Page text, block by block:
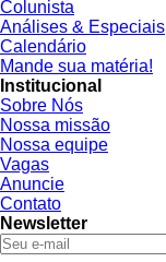
Colunista
Análises & Especiais
Calendário
Mande sua matéria!
Institucional
Sobre Nós
Nossa missão
Nossa equipe
Vagas
Anuncie
Contato
Newsletter